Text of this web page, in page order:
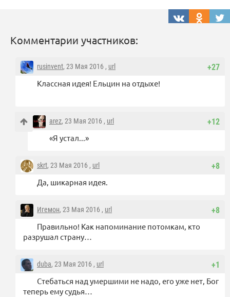
Комментарии участников:
+27
rusinvent, 23 Мая 2016 , url
Классная идея! Ельцин на отдыхе!
+12
arez, 23 Мая 2016 , url
«Я устал...»
+8
skrt, 23 Мая 2016 , url
Да, шикарная идея.
+8
Игемон, 23 Мая 2016 , url
Правильно! Как напоминание потомкам, кто
разрушал страну…
+1
duba, 23 Мая 2016 , url
Стебаться над умершими не надо, его уже нет, Бог
теперь ему судья…